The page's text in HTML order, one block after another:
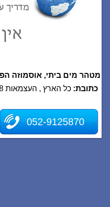
מטהר מים ביתי, אוסמוזה
כתובת: כל הארץ , העצמאות 58, יהוד
052-9125870